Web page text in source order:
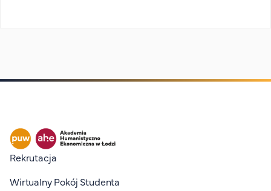
Stopka I
Rekrutacja
Wirtualny Pokój Studenta